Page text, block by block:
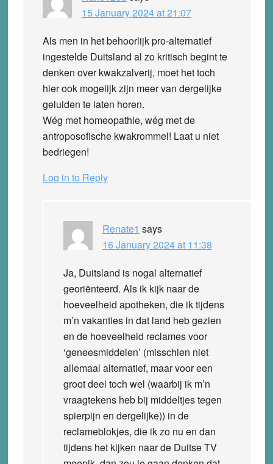
15 January 2024 at 21:07
Als men in het behoorlijk pro-alternatief
ingestelde Duitsland al zo kritisch begint te
denken over kwakzalverij, moet het toch
hier ook mogelijk zijn meer van dergelijke
geluiden te laten horen.
Wég met homeopathie, wég met de
antroposofische kwakrommel! Laat u niet
bedriegen!
Log in to Reply
Renate1 says
16 January 2024 at 11:38
Ja, Duitsland is nogal alternatief
georiënteerd. Als ik kijk naar de
hoeveelheid apotheken, die ik tijdens
m’n vakanties in dat land heb gezien
en de hoeveelheid reclames voor
‘geneesmiddelen’ (misschien niet
allemaal alternatief, maar voor een
groot deel toch wel (waarbij ik m’n
vraagtekens heb bij middeltjes tegen
spierpijn en dergelijke)) in de
reclameblokjes, die ik zo nu en dan
tijdens het kijken naar de Duitse TV